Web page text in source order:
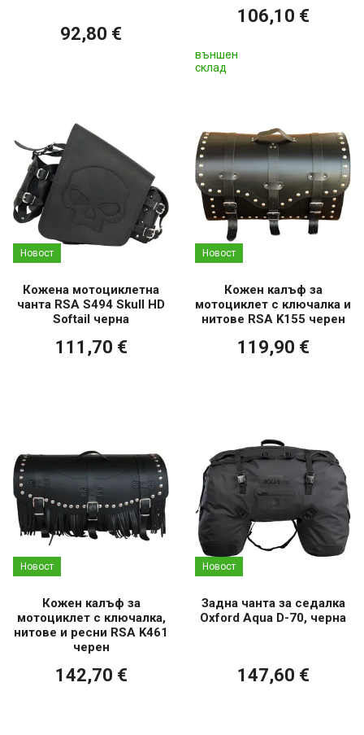
92,80 €
106,10 €
външен
склад
Новост
Кожена мотоциклетна
чанта RSA S494 Skull HD
Softail черна
111,70 €
Новост
Кожен калъф за
мотоциклет с ключалка и
нитове RSA K155 черен
119,90 €
Новост
Кожен калъф за
мотоциклет с ключалка,
нитове и ресни RSA K461
черен
142,70 €
Новост
Задна чанта за седалка
Oxford Aqua D-70, черна
147,60 €